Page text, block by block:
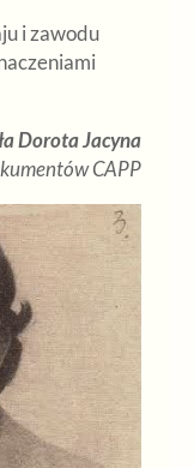
i zawodu
Dorota Jacyna
CAPP